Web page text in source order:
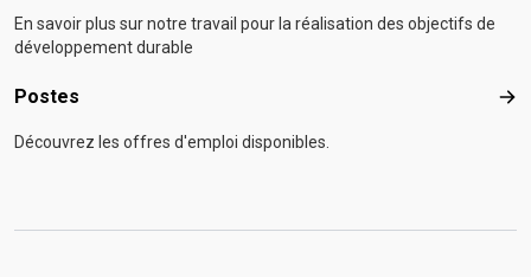
En savoir plus sur notre travail pour la réalisation des objectifs de
développement durable
Postes
Découvrez les offres d'emploi disponibles.